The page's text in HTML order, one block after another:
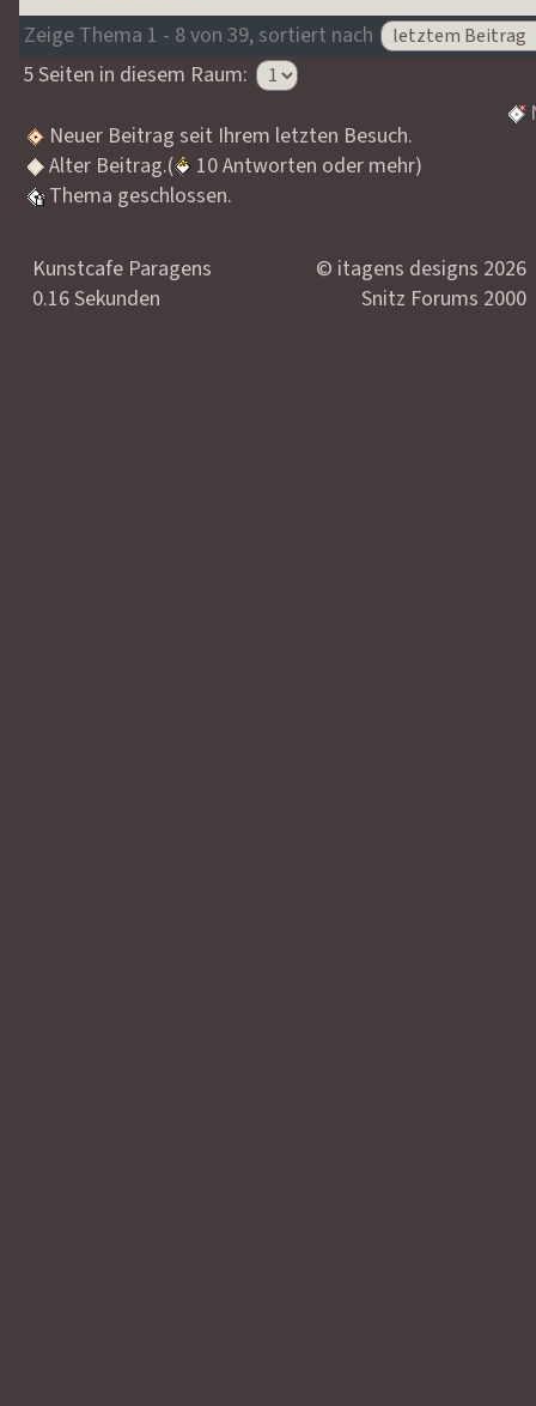
Zeige Thema 1 - 8 von 39, sortiert nach
5 Seiten in diesem Raum:
Neuer Beitrag seit Ihrem letzten Besuch.
Alter Beitrag.(
10 Antworten oder mehr)
Thema geschlossen.
Kunstcafe Paragens
0.16 Sekunden
© itagens designs 2026
Snitz Forums 2000